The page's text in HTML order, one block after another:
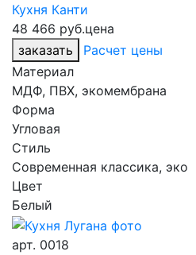
Кухня Канти
48 466 руб.цена
заказать
Расчет цены
Материал
МДФ, ПВХ, экомембрана
Форма
Угловая
Стиль
Современная классика, эко
Цвет
Белый
арт. 0018